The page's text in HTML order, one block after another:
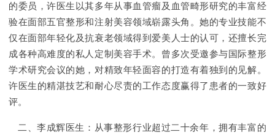
的委员，许医生以其多年从事血管瘤及血管畸形研究的丰富经
验在面部五官整形和注射美容领域崭露头角。她的专业技能不
仅在面部年轻化及抗衰老领域得到爱美人士的认可，还擅长完
成各种高难度的私人定制美容手术。曾多次受邀参与国际整形
学术研究会议的她，对精致年轻面容的打造有着独到的见解。
许医生的精湛技艺和耐心尽责的工作态度赢得了患者的一致好
评。
二、李成辉医生：从事整形行业超过二十余年，拥有丰富的